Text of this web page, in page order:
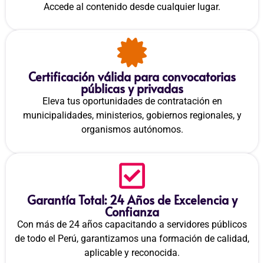
Accede al contenido desde cualquier lugar.
Certificación válida para convocatorias
públicas y privadas
Eleva tus oportunidades de contratación en
municipalidades, ministerios, gobiernos regionales, y
organismos autónomos.
Garantía Total: 24 Años de Excelencia y
Confianza
Con más de 24 años capacitando a servidores públicos
de todo el Perú, garantizamos una formación de calidad,
aplicable y reconocida.